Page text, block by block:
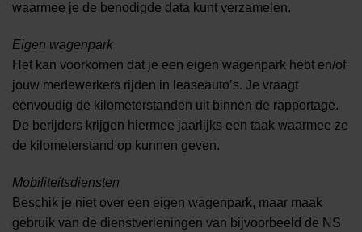
waarmee je de benodigde data kunt verzamelen.
Eigen wagenpark
Het kan voorkomen dat je een eigen wagenpark hebt en/of
jouw medewerkers rijden in leaseauto’s. Je vraagt
eenvoudig de kilometerstanden uit binnen de rapportage.
De berijders krijgen hiermee jaarlijks een taak waarmee ze
de kilometerstand op kunnen geven.
Mobiliteitsdiensten
Beschik je niet over een eigen wagenpark, maar maak
gebruik van de dienstverleningen van bijvoorbeeld de NS